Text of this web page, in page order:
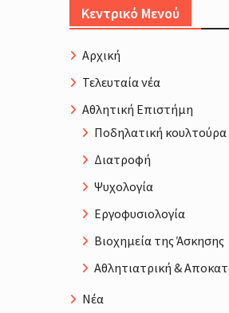
Κεντρικό Μενού
Αρχική
Τελευταία νέα
Αθλητική Επιστήμη
Ποδηλατική κουλτούρα
Διατροφή
Ψυχολογία
Εργοφυσιολογία
Βιοχημεία της Άσκησης
Αθλητιατρική &
Νέα